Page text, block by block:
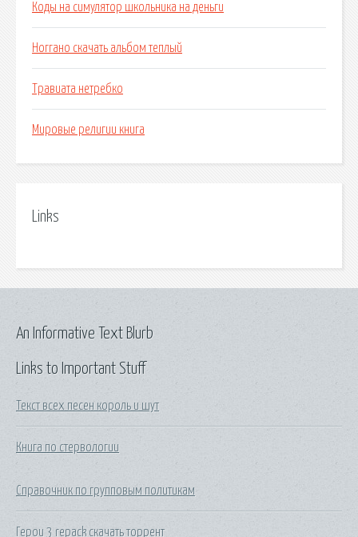
Коды на симулятор школьника на деньги
Ноггано скачать альбом теплый
Травиата нетребко
Мировые религии книга
Links
Links to Important Stuff
Текст всех песен король и шут
Книга по стервологии
Справочник по групповым политикам
Герои 3 repack скачать торрент
An Informative Text Blurb